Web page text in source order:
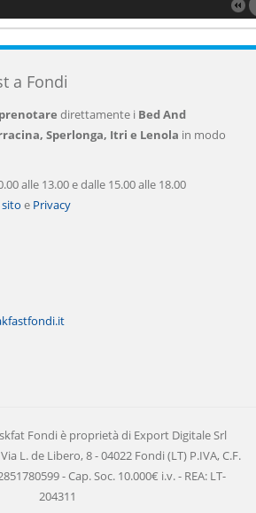
a Fondi
prenotare direttamente i Bed And
Sperlonga, Itri e Lenola in modo
alle 13.00 e dalle 15.00 alle 18.00
e Privacy
Fondi è proprietà di Export Digitale Srl
L. de Libero, 8 - 04022 Fondi (LT) P.IVA, C.F.
- Cap. Soc. 10.000€ i.v. - REA: LT-
204311